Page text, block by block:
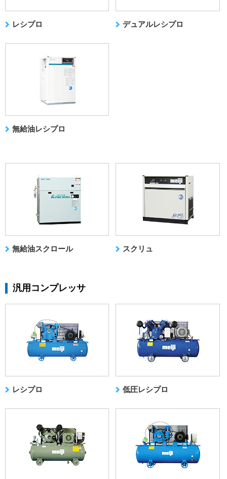
レシプロ デュアルレシプロ
無給油レシプロ
無給油スクロール スクリュ
汎用コンプレッサ
レシプロ 低圧レシプロ